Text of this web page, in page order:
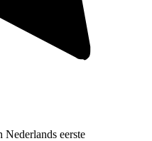
Nederlands eerste